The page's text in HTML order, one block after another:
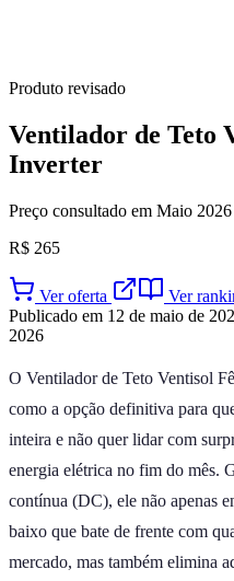
Produto revisado
Ventilador de Teto
Inverter
Preço consultado em Maio 2026
R$ 265
Ver oferta
Ver
Publicado em 12 de maio de
2026
O Ventilador de Teto Ventisol
como a opção definitiva para
inteira e não quer lidar com
energia elétrica no fim do mês.
contínua (DC), ele não apenas
baixo que bate de frente com
mercado, mas também elimina